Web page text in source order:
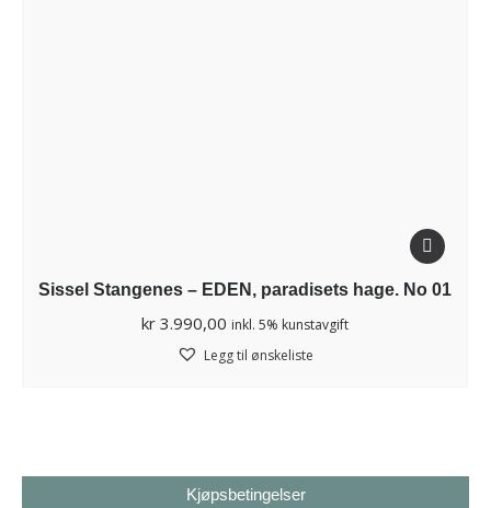
Sissel Stangenes – EDEN, paradisets hage. No 01
kr 3.990,00 inkl. 5% kunstavgift
Legg til ønskeliste
Kjøpsbetingelser